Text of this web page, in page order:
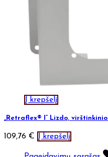
Į krepšelį
„Retraflex® I“ Lizdo,
109,76 € Į krepšelį